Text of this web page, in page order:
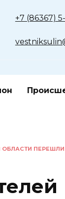
+7 (86367)
ОБЛАСТИ